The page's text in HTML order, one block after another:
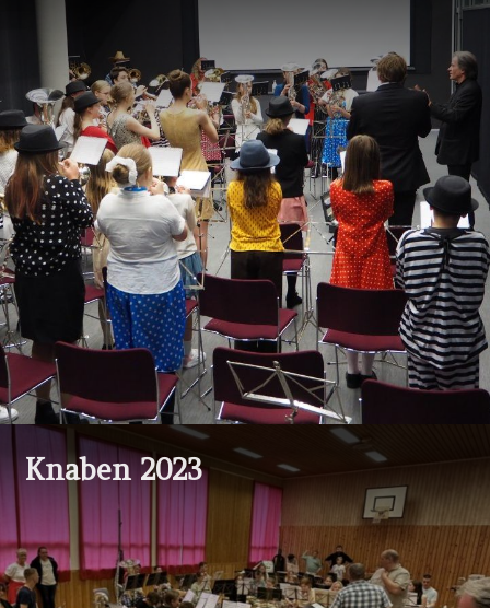
Knaben 2023